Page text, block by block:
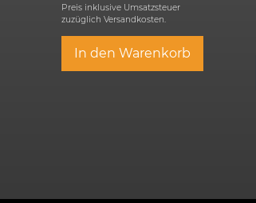
Preis inklusive Umsatzsteuer
zuzüglichVersandkosten.
In den Warenkorb